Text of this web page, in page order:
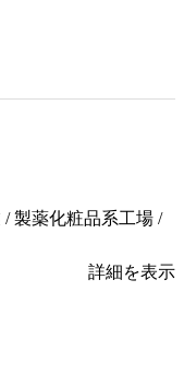
製薬化粧品系工場 /
詳細を表示